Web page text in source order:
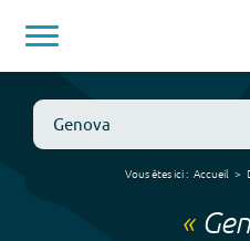
Vous êtes ici : Accueil
«